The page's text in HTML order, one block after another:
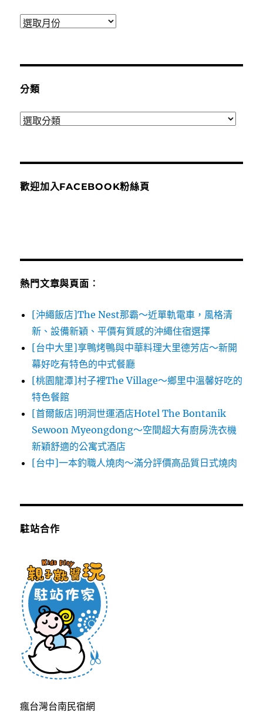
彙
分類
分
歡迎加入FACEBOOK粉絲頁
熱門文章與頁面︰
[沖繩飯店]The Nest那霸～近單軌電車，風格清
新、設備新穎、平價有質感的沖繩住宿選擇
[台中大里]享鴨烤鴨與中華料理大里德芳店～新開
幕好吃有特色的中式餐廳
[桃園龍潭]村子裡The Village～鄉里中溫馨好吃的
特色餐館
[首爾飯店]明洞世運酒店Hotel The Bontanik
Sewoon Myeongdong～空間超大有廚房洗衣機
新穎舒適的公寓式酒店
[台中]一本釣職人燒肉～滿分評價高品質日式燒肉
駐站合作
瘋台灣台南民宿網